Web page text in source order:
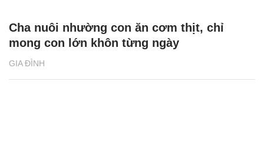
GIA ĐÌNH
Cha nuôi nhường con ăn cơm thịt, chỉ
mong con lớn khôn từng ngày